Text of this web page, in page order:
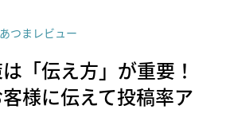
つまレビュー
「伝え方」が重要！
様に伝えて投稿率ア